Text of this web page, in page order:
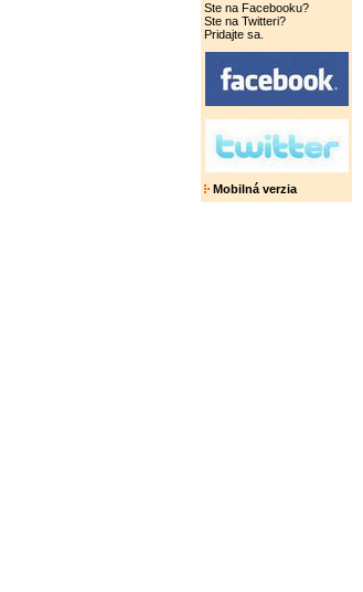
Ste na Facebooku?
Ste na Twitteri?
Pridajte sa.
Mobilná verzia